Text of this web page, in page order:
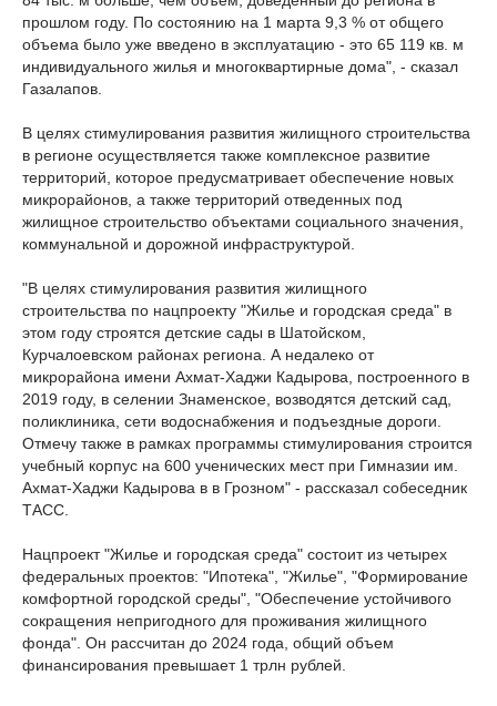
прошлом году. По состоянию на 1 марта 9,3 % от общего
объема было уже введено в эксплуатацию - это 65 119 кв. м
индивидуального жилья и многоквартирные дома", - сказал
Газалапов.
В целях стимулирования развития жилищного строительства
в регионе осуществляется также комплексное развитие
территорий, которое предусматривает обеспечение новых
микрорайонов, а также территорий отведенных под
жилищное строительство объектами социального значения,
коммунальной и дорожной инфраструктурой.
"В целях стимулирования развития жилищного
строительства по нацпроекту "Жилье и городская среда" в
этом году строятся детские сады в Шатойском,
Курчалоевском районах региона. А недалеко от
микрорайона имени Ахмат-Хаджи Кадырова, построенного в
2019 году, в селении Знаменское, возводятся детский сад,
поликлиника, сети водоснабжения и подъездные дороги.
Отмечу также в рамках программы стимулирования строится
учебный корпус на 600 ученических мест при Гимназии им.
Ахмат-Хаджи Кадырова в в Грозном" - рассказал собеседник
ТАСС.
Нацпроект "Жилье и городская среда" состоит из четырех
федеральных проектов: "Ипотека", "Жилье", "Формирование
комфортной городской среды", "Обеспечение устойчивого
сокращения непригодного для проживания жилищного
фонда". Он рассчитан до 2024 года, общий объем
финансирования превышает 1 трлн рублей.